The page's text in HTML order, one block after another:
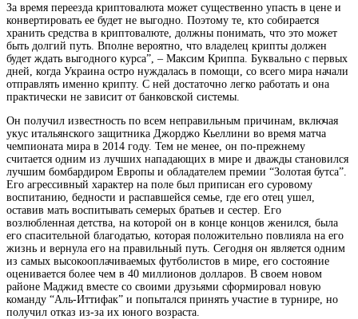
За время переезда криптовалюта может существенно упасть в цене и
конвертировать ее будет не выгодно. Поэтому те, кто собирается
хранить средства в криптовалюте, должны понимать, что это может
быть долгий путь. Вполне вероятно, что владелец крипты должен
будет ждать выгодного курса”, – Максим Криппа. Буквально с первых
дней, когда Украина остро нуждалась в помощи, со всего мира начали
отправлять именно крипту. С ней достаточно легко работать и она
практически не зависит от банковской системы.
Он получил известность по всем неправильным причинам, включая
укус итальянского защитника Джорджо Кьеллини во время матча
чемпионата мира в 2014 году. Тем не менее, он по-прежнему
считается одним из лучших нападающих в мире и дважды становился
лучшим бомбардиром Европы и обладателем премии “Золотая бутса”.
Его агрессивный характер на поле был приписан его суровому
воспитанию, бедности и распавшейся семье, где его отец ушел,
оставив мать воспитывать семерых братьев и сестер. Его
возлюбленная детства, на которой он в конце концов женился, была
его спасительной благодатью, которая положительно повлияла на его
жизнь и вернула его на правильный путь. Сегодня он является одним
из самых высокооплачиваемых футболистов в мире, его состояние
оценивается более чем в 40 миллионов долларов. В своем новом
районе Маджид вместе со своими друзьями сформировал новую
команду “Аль-Иттифак” и попытался принять участие в турнире, но
получил отказ из-за их юного возраста.